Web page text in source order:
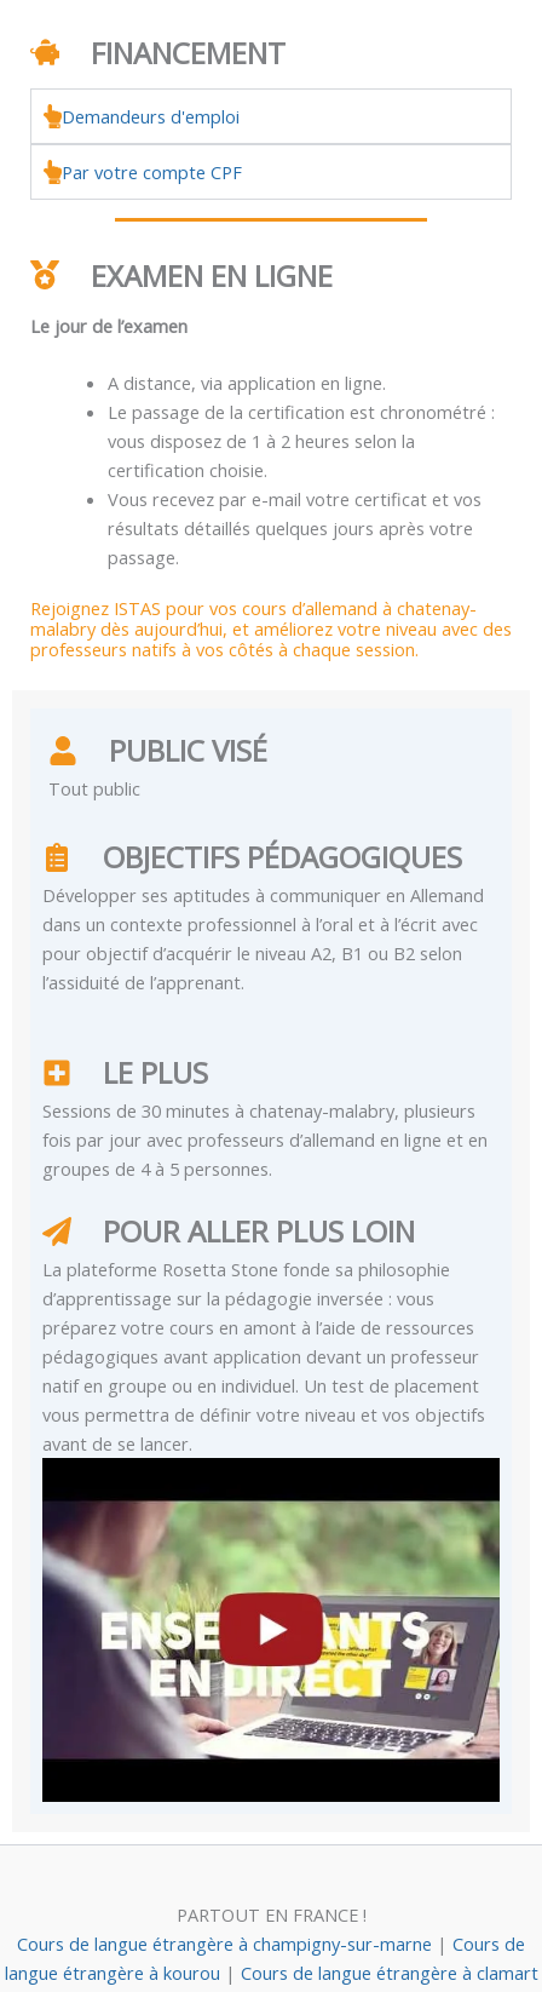
FINANCEMENT
Demandeurs d'emploi
Par votre compte CPF
EXAMEN EN LIGNE
Le jour de l’examen
A distance, via application en ligne.
Le passage de la certification est chronométré :
vous disposez de 1 à 2 heures selon la
certification choisie.
Vous recevez par e-mail votre certificat et vos
résultats détaillés quelques jours après votre
passage.
Rejoignez ISTAS pour vos cours d’allemand à chatenay-
malabry dès aujourd’hui, et améliorez votre niveau avec des
professeurs natifs à vos côtés à chaque session.
PUBLIC VISÉ
Tout public
OBJECTIFS PÉDAGOGIQUES
Développer ses aptitudes à communiquer en Allemand
dans un contexte professionnel à l’oral et à l’écrit avec
pour objectif d’acquérir le niveau A2, B1 ou B2 selon
l’assiduité de l’apprenant.
LE PLUS
Sessions de 30 minutes à chatenay-malabry, plusieurs
fois par jour avec professeurs d’allemand en ligne et en
groupes de 4 à 5 personnes.
POUR ALLER PLUS LOIN
La plateforme Rosetta Stone fonde sa philosophie
d’apprentissage sur la pédagogie inversée : vous
préparez votre cours en amont à l’aide de ressources
pédagogiques avant application devant un professeur
natif en groupe ou en individuel. Un test de placement
vous permettra de définir votre niveau et vos objectifs
avant de se lancer.
PARTOUT EN FRANCE !
Cours de langue étrangère à champigny-sur-marne | Cours de
langue étrangère à kourou | Cours de langue étrangère à clamart